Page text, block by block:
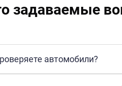
задаваемые
автомобили?